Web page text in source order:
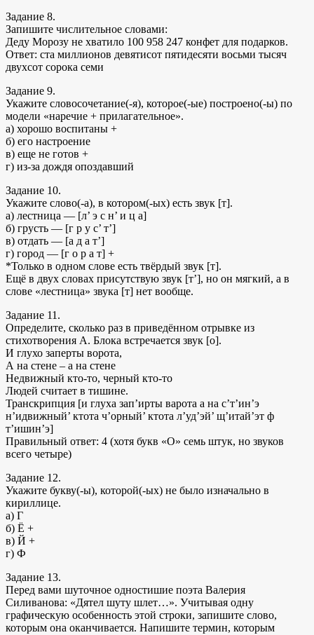
Задание 8.
Запишите числительное словами:
Деду Морозу не хватило 100 958 247 конфет для подарков.
Ответ: ста миллионов девятисот пятидесяти восьми тысяч
двухсот сорока семи
Задание 9.
Укажите словосочетание(-я), которое(-ые) построено(-ы) по
модели «наречие + прилагательное».
а) хорошо воспитаны +
б) его настроение
в) еще не готов +
г) из-за дождя опоздавший
Задание 10.
Укажите слово(-а), в котором(-ых) есть звук [т].
а) лестница — [л’ э с н’ и ц а]
б) грусть — [г р у с’ т’]
в) отдать — [а д а т’]
г) город — [г о р а т] +
*Только в одном слове есть твёрдый звук [т].
Ещё в двух словах присутствую звук [т’], но он мягкий, а в
слове «лестница» звука [т] нет вообще.
Задание 11.
Определите, сколько раз в приведённом отрывке из
стихотворения А. Блока встречается звук [о].
И глухо заперты ворота,
А на стене – а на стене
Недвижный кто-то, черный кто-то
Людей считает в тишине.
Транскрипция [и глуха зап’ирты варота а на с’т’ин’э
н’идвижный’ ктота ч’орный’ ктота л’уд’эй’ щ’итай’эт ф
т’ишин’э]
Правильный ответ: 4 (хотя букв «О» семь штук, но звуков
всего четыре)
Задание 12.
Укажите букву(-ы), которой(-ых) не было изначально в
кириллице.
а) Г
б) Ё +
в) Й +
г) Ф
Задание 13.
Перед вами шуточное одностишие поэта Валерия
Силиванова: «Дятел шуту шлет…». Учитывая одну
графическую особенность этой строки, запишите слово,
которым она оканчивается. Напишите термин, которым